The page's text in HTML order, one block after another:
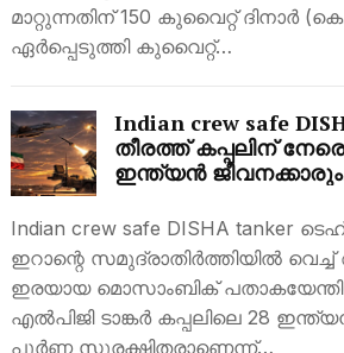
മാറ്റുന്നതിന് 150 കുവൈറ്റ് ദിനാർ
ഏർപ്പെടുത്തി കുവൈറ്റ്…
Indian crew safe
തീരത്ത് കപ്പലിന്
ഇന്ത്യൻ ജീവനക്കാരും
സുരക്ഷയിൽ
Indian crew safe DISHA tanker
ഇറാന്റെ സമുദ്രാതിർത്തിയിൽ
ഇരയായ മൊസാംബിക്
എൽപിജി ടാങ്കർ കപ്പലിലെ 28
പൂർണ്ണ സുരക്ഷിതരാണെന്ന്…